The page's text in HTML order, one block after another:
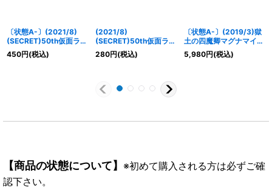
〔状態A-〕(2021/8)
(SECRET)50th仮面ライ
ダーZO【R-K50thSP】
{CB19-016}《緑》
450円(税込)
(2021/8)
(SECRET)50th仮面ライ
ダーシン【R-
K50thSP】{CB19-015}
280円(税込)
〔状態A-〕(2019/3)獄
土の四魔卿マグナマイザ
ー(テキスト欄BSロ
ゴ/BS50収録)【X】
5,980円(税込)
【商品の状態について】 ※初めて購入される方は必ずご確
認下さい。